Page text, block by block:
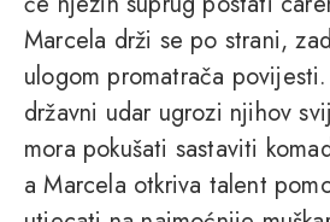
Marcela drži se po strani,
ulogom promatrača
državni udar ugrozi njihov
mora pokušati sastaviti
a Marcela otkriva talent